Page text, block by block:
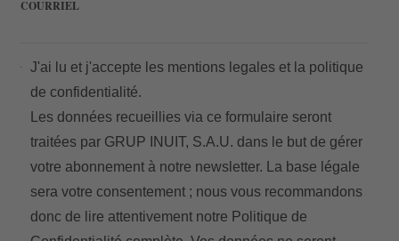
COURRIEL
J'ai lu et j'accepte les mentions legales et la politique
de confidentialité.
Les données recueillies via ce formulaire seront
traitées par GRUP INUIT, S.A.U. dans le but de gérer
votre abonnement à notre newsletter. La base légale
sera votre consentement ; nous vous recommandons
donc de lire attentivement notre Politique de